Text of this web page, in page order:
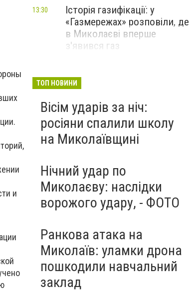
и
Історія газифікації: у
«Газмережах» розповіли, де
в Миколаєві вперше
з'явився газ
13:30
Миколаєві 2026: шукаємо
перезавантаження
ПАРТНЕРСЬКИЙ СПЕЦПРОЄКТ
ТОП НОВИНИ
Вісім ударів за ніч:
росіяни спалили школу
на Миколаївщині
Нічний удар по
Миколаєву: наслідки
ворожого удару, - ФОТО
Ранкова атака на
Миколаїв: уламки дрона
пошкодили навчальний
заклад